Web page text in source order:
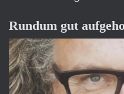
n
c
h
:
Rundum gut